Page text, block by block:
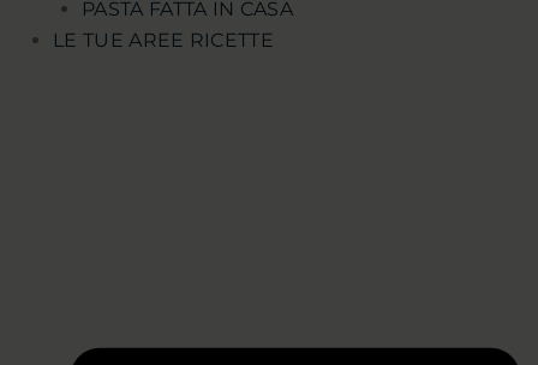
PASTA FATTA IN CASA
LE TUE AREE RICETTE